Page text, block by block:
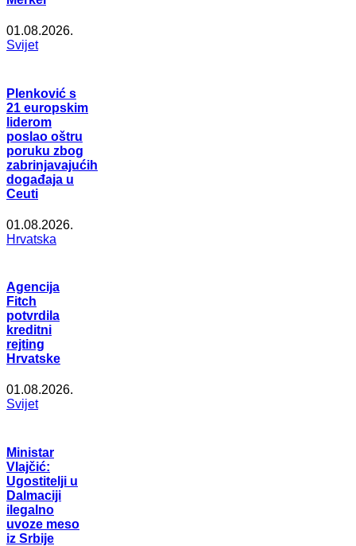
01.08.2026.
Svijet
Plenković s
21 europskim
liderom
poslao oštru
poruku zbog
zabrinjavajućih
događaja u
Ceuti
01.08.2026.
Hrvatska
Agencija
Fitch
potvrdila
kreditni
rejting
Hrvatske
01.08.2026.
Svijet
Ministar
Vlajčić:
Ugostitelji u
Dalmaciji
ilegalno
uvoze meso
iz Srbije